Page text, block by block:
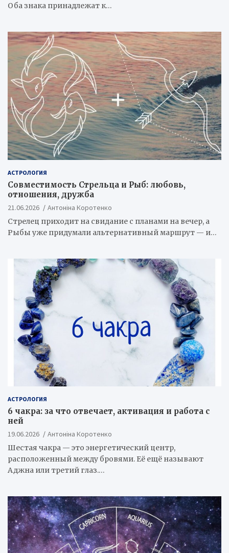
Оба знака принадлежат к…
АСТРОЛОГИЯ
Совместимость Стрельца и Рыб: любовь,
отношения, дружба
21.06.2026
Антоніна Коротенко
Стрелец приходит на свидание с планами на вечер, а
Рыбы уже придумали альтернативный маршрут — и…
АСТРОЛОГИЯ
6 чакра: за что отвечает, активация и работа с
ней
19.06.2026
Антоніна Коротенко
Шестая чакра — это энергетический центр,
расположенный между бровями. Её ещё называют
Аджна или третий глаз.…